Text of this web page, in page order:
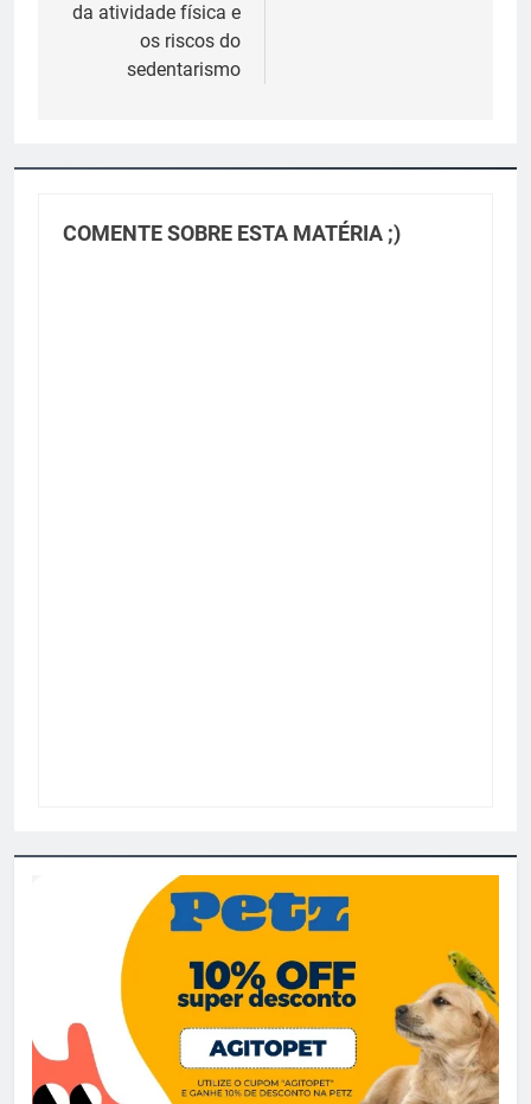
da atividade física e
os riscos do
sedentarismo
COMENTE SOBRE ESTA MATÉRIA ;)